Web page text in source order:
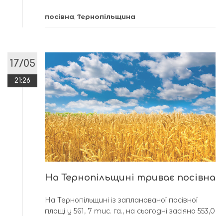
посівна Тернопільщина
17/05
21:26
На Тернопільщині триває посівна
На Тернопільщині із запланованої посівної
площі у 561, 7 тис. га., на сьогодні засіяно 553,0